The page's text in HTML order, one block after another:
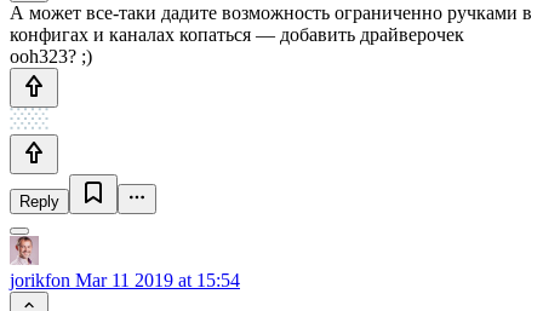
А может все-таки дадите возможность ограниченно ручками в
конфигах и каналах копаться — добавить драйверочек
ooh323? ;)
Reply
jorikfon Mar 11 2019 at 15:54